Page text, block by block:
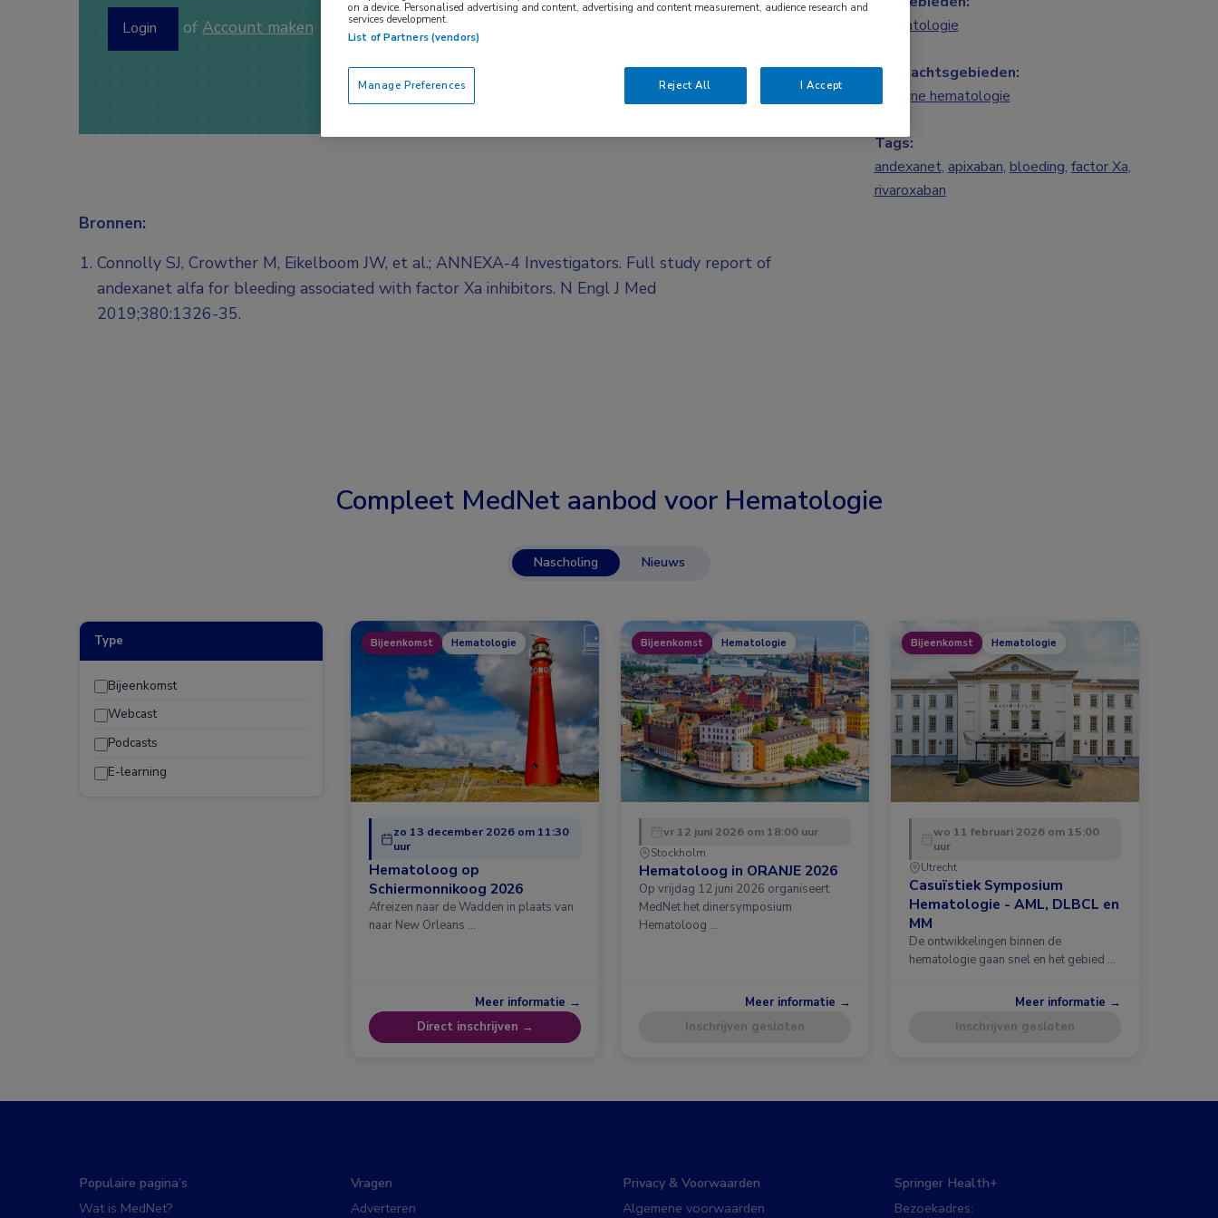
Login of Account maken
Bronnen:
Connolly SJ, Crowther M, Eikelboom JW, et al.; ANNEXA-4 Investigators. Full study report of
andexanet alfa for bleeding associated with factor Xa inhibitors. N Engl J Med
2019;380:1326-35.
Hematologie
Aandachtsgebieden:
Benigne hematologie
Tags:
andexanet, apixaban, bloeding, factor Xa,
rivaroxaban
Compleet MedNet aanbod voor Hematologie
Nascholing Nieuws
Type
Bijeenkomst
Webcast
Podcasts
E-learning
Bijeenkomst Hematologie
zo 13 december 2026 om 11:30
uur
Hematoloog op
Schiermonnikoog 2026
Afreizen naar de Wadden in plaats van
naar New Orleans …
Meer informatie →
Direct inschrijven →
Bijeenkomst Hematologie
vr 12 juni 2026 om 18:00 uur
Stockholm
Hematoloog in ORANJE 2026
Op vrijdag 12 juni 2026 organiseert
MedNet het dinersymposium
Hematoloog …
Meer informatie →
Inschrijven gesloten
Bijeenkomst Hematologie
wo 11 februari 2026 om 15:00
uur
Utrecht
Casuïstiek Symposium
Hematologie - AML, DLBCL en
MM
De ontwikkelingen binnen de
hematologie gaan snel en het gebied …
Meer informatie →
Inschrijven gesloten
Populaire pagina’s
Wat is MedNet?
Vragen
Adverteren
Privacy & Voorwaarden
Algemene voorwaarden
Springer Health+
Bezoekadres:
on a device. Personalised advertising and content, advertising and content measurement, audience research and
services development.
List of Partners (vendors)
Reject All I Accept
Manage Preferences